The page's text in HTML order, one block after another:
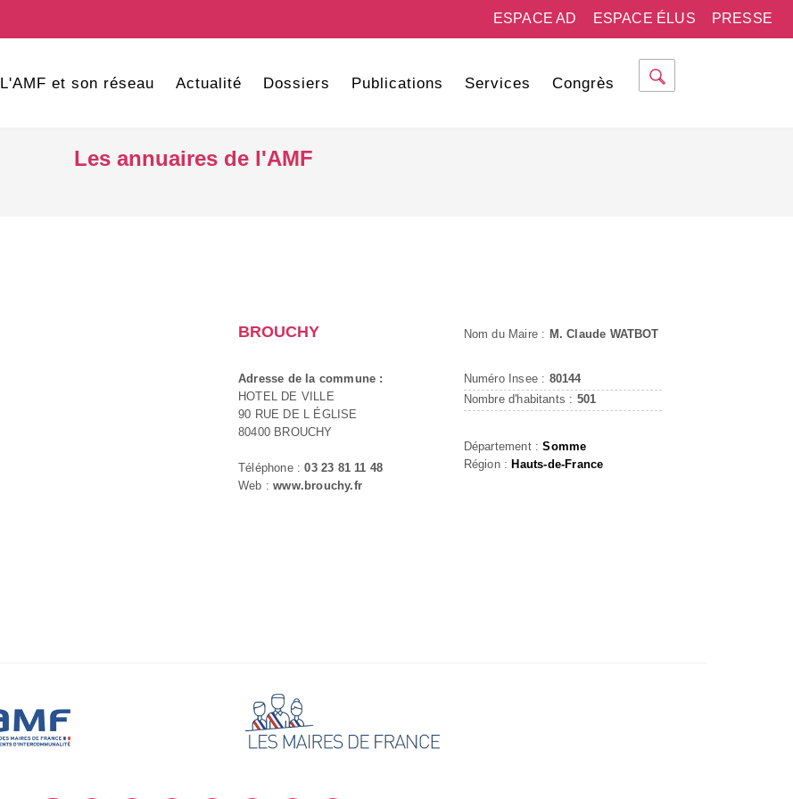
PRESSE
ESPACE ÉLUS
ESPACE AD
L'AMF et son réseau Actualité Dossiers Publications Services Congrès
Les annuaires de l'AMF
BROUCHY
Adresse de la commune :
HOTEL DE VILLE
90 RUE DE L ÉGLISE
80400 BROUCHY
Téléphone :03 23 81 11 48
Web :www.brouchy.fr
Nom du Maire : M. Claude WATBOT
Numéro Insee : 80144
Nombre d'habitants : 501
Département :Somme
Région : Hauts-de-France